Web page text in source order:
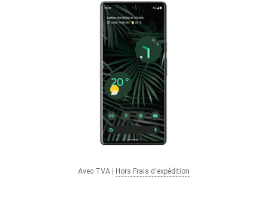
Avec TVA| Hors Frais d'expédition